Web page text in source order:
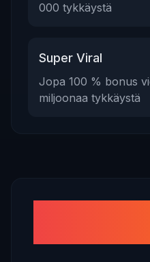
000 tykkäystä
Super Viral
Jopa 100 % bonus
miljoonaa tykkäystä